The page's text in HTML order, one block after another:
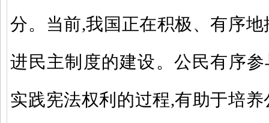
分。当前,我国正在积极、有序
进民主制度的建设。公民有序
实践宪法权利的过程,有助于培